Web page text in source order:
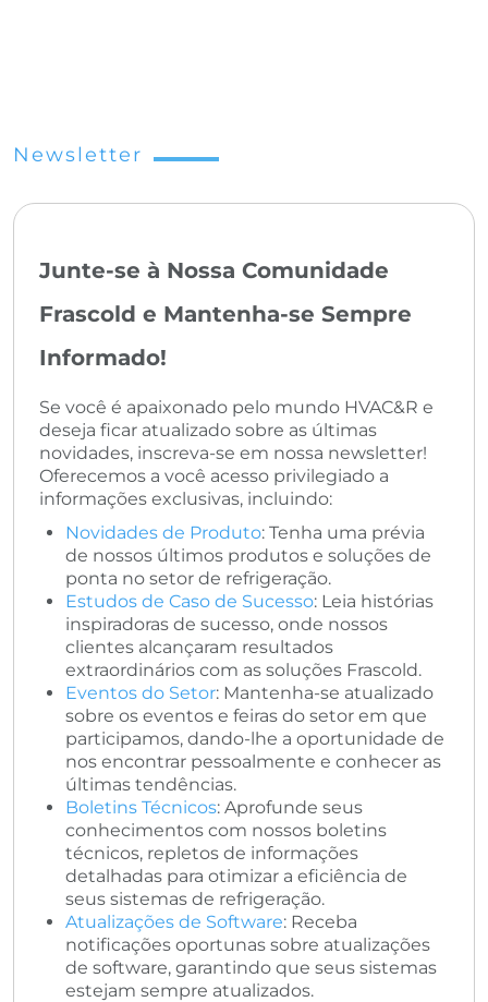
Newsletter
Junte-se à Nossa Comunidade
Frascold e Mantenha-se Sempre
Informado!
Se você é apaixonado pelo mundo HVAC&R e
deseja ficar atualizado sobre as últimas
novidades, inscreva-se em nossa newsletter!
Oferecemos a você acesso privilegiado a
informações exclusivas, incluindo:
Novidades de Produto: Tenha uma prévia
de nossos últimos produtos e soluções de
ponta no setor de refrigeração.
Estudos de Caso de Sucesso: Leia histórias
inspiradoras de sucesso, onde nossos
clientes alcançaram resultados
extraordinários com as soluções Frascold.
Eventos do Setor: Mantenha-se atualizado
sobre os eventos e feiras do setor em que
participamos, dando-lhe a oportunidade de
nos encontrar pessoalmente e conhecer as
últimas tendências.
Boletins Técnicos: Aprofunde seus
conhecimentos com nossos boletins
técnicos, repletos de informações
detalhadas para otimizar a eficiência de
seus sistemas de refrigeração.
Atualizações de Software: Receba
notificações oportunas sobre atualizações
de software, garantindo que seus sistemas
estejam sempre atualizados.